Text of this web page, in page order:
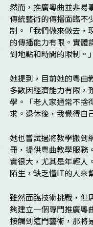
然而，推廣粵曲並非易
傳統藝術的傳播面臨不
制。「我們做來做去，
的傳播能力有限。實體
到地點和時間的限制。」
她提到，目前她的粵曲
多數因經濟能力有限，
學。「老人家通常不捨
求。退休後，我覺得自
她也嘗試過將教學搬到
冊，提供粵曲教學服務
實很大，尤其是年輕人
陌生，缺乏懂IT的人來
雖然面臨技術挑戰，但
夠建立一個專門推廣粵
接觸到這門藝術，那將